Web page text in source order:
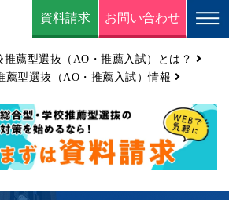
資料請求 お問い合わせ
推薦型選抜（AO・推薦入試）とは？
薦型選抜（AO・推薦入試）情報